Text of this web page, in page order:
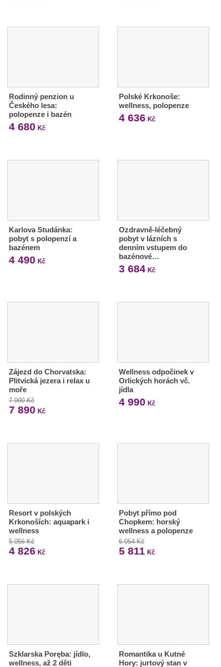
Rodinný penzion u
Českého lesa:
polopenze i bazén
4 680 Kč
Polské Krkonoše:
wellness, polopenze
4 636 Kč
Karlova Studánka:
pobyt s polopenzí a
bazénem
4 490 Kč
Ozdravně-léčebný
pobyt v lázních s
denním vstupem do
bazénové…
3 684Kč
Zájezd do Chorvatska:
Plitvická jezera i relax u
moře
7 990 Kč
7 890 Kč
Wellness odpočinek v
Orlických horách vč.
jídla
4 990 Kč
Resort v polských
Krkonoších: aquapark i
wellness
5 056 Kč
4 826 Kč
Pobyt přímo pod
Chopkem: horský
wellness a polopenze
6 054 Kč
5 811 Kč
Szklarska Poręba: jídlo,
wellness, až 2 děti
Romantika u Kutné
Hory: jurtový stan v